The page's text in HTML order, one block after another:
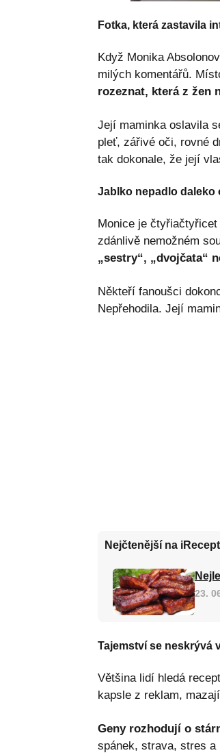
Fotka, která zastavila
Když Monika
milých komentářů.
rozeznat, která z žen
Její maminka oslavila
pleť, zářivé oči, rovné
tak dokonale, že její
Jablko nepadlo daleko
Monice je
zdánlivě nemožném
„sestry“, „dvojčata“
Někteří fanoušci
Nepřehodila. Její
Nejčtenější na
23.
Tajemství se neskrývá
Většina lidí hledá
kapsle z reklam,
Geny rozhodují o
spánek, strava, stres a